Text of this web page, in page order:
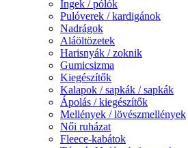
Ingek / pólók
Pulóverek / kardigánok
Nadrágok
Aláöltözetek
Harisnyák / zoknik
Gumicsizma
Kiegészítők
Kalapok / sapkák / sapkák
Ápolás / kiegészítők
Mellények / lövészmellények
Női ruházat
Fleece-kabátok